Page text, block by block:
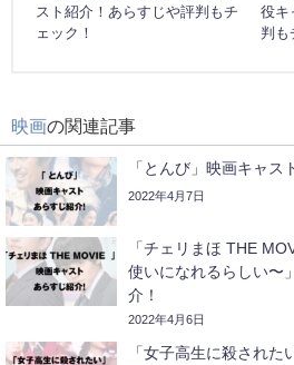
スト紹介！あらすじや評判もチ
ェック！
役キ
判も
映画の関連記事
「とんび」映画キャス
2022年4月7日
「チェリまほ THE
使いになれるらしい〜
介！
2022年4月6日
「女子高生に殺された